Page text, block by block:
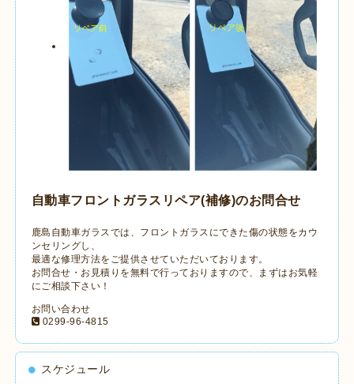
自動車フロントガラスリペア(補修)のお問合せ
鹿島自動車ガラスでは、フロントガラスにできた傷の状態をカウ
ンセリングし、
最適な修理方法をご提供させていただいております。
お問合せ・お見積りを無料で行っておりますので、まずはお気軽
にご相談下さい！
お問い合わせ
0299-96-4815
スケジュール